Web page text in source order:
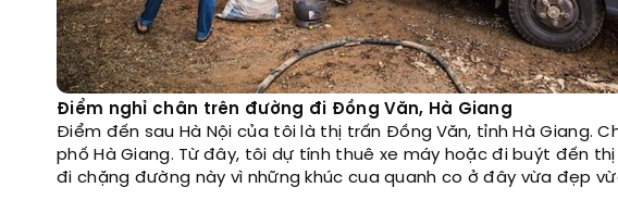
Điểm nghỉ chân trên đường đi Đồng Văn, Hà Giang
Điểm đến sau Hà Nội của tôi là thị trấn Đồng Văn, tỉnh Hà Giang.
phố Hà Giang. Từ đây, tôi dự tính thuê xe máy hoặc đi buýt đến
đi chặng đường này vì những khúc cua quanh co ở đây vừa đẹp